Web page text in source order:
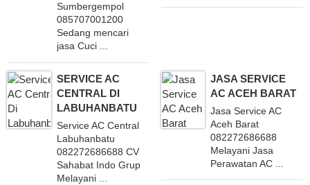
Sumbergempol
085707001200
Sedang mencari
jasa Cuci ...
SERVICE AC
CENTRAL DI
LABUHANBATU
Service AC Central
Labuhanbatu
082272686688 CV
Sahabat Indo Grup
Melayani ...
JASA SERVICE
AC ACEH BARAT
Jasa Service AC
Aceh Barat
082272686688
Melayani Jasa
Perawatan AC ...